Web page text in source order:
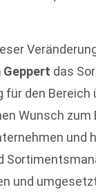
Geppert das
für den
Wunsch
und
und